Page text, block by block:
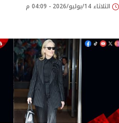
الثلاثاء 14/يوليو/2026 - 04:09 م